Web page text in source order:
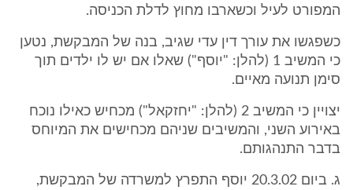
המפורט לעיל וכשארבו מחוץ לדלת הכניסה.
כשפגשו את עורך דין עדי שגיב, בנה של המבקשת, נטען
כי המשיב 1 (להלן: "יוסף") שאלו אם יש לו ילדים תוך
סימן תנועה מאיים.
יצויין כי המשיב 2 (להלן: "יחזקאל") מכחיש כאילו נוכח
באירוע השני, והמשיבים שניהם מכחישים את המיוחס
בדבר התנהגותם.
ג. ביום 20.3.02 יוסף התפרץ למשרדה של המבקשת,